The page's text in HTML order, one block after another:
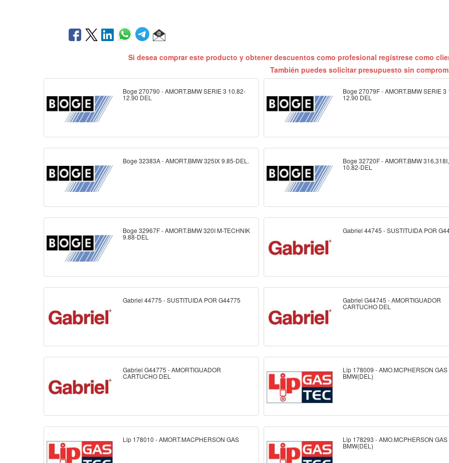
Si desea comprar este producto y obtener descuentos como profesional regístrese como
También puedes solicitar presupuesto sin
Boge 270790 - AMORT.BMW SERIE 3 10.82-
12.90 DEL
Boge 27079F - AMORT.BMW SERIE 3
12.90 DEL
Boge 32383A - AMORT.BMW 325IX 9.85-DEL. Boge 32720F - AMORT.BMW
10.82-DEL
Boge 32967F - AMORT.BMW 320I M-TECHNIK
9.88-DEL
Gabriel 44745 - SUSTITUIDA POR
Gabriel 44775 - SUSTITUIDA POR G44775 Gabriel G44745 - AMORTIGUADOR
CARTUCHO DEL
Gabriel G44775 - AMORTIGUADOR
CARTUCHO DEL
Lip 178009 - AMO.MCPHERSON GAS
BMW(DEL)
Lip 178010 - AMORT.MACPHERSON GAS Lip 178293 - AMO.MCPHERSON GAS
BMW(DEL)